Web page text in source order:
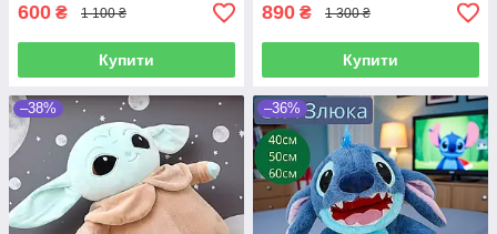
600 ₴ 1 100 ₴
Купити
890 ₴ 1 300 ₴
Купити
–38% –36%